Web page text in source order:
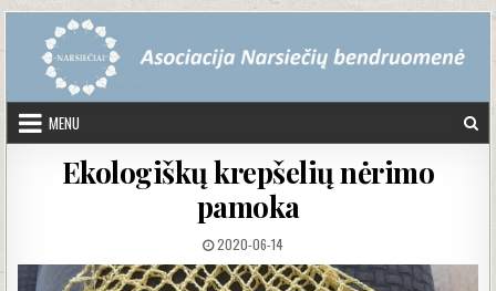
Skip to content
MENU
Ekologiškų krepšelių nėrimo
pamoka
PUBLISHED DATE:
2020-06-14